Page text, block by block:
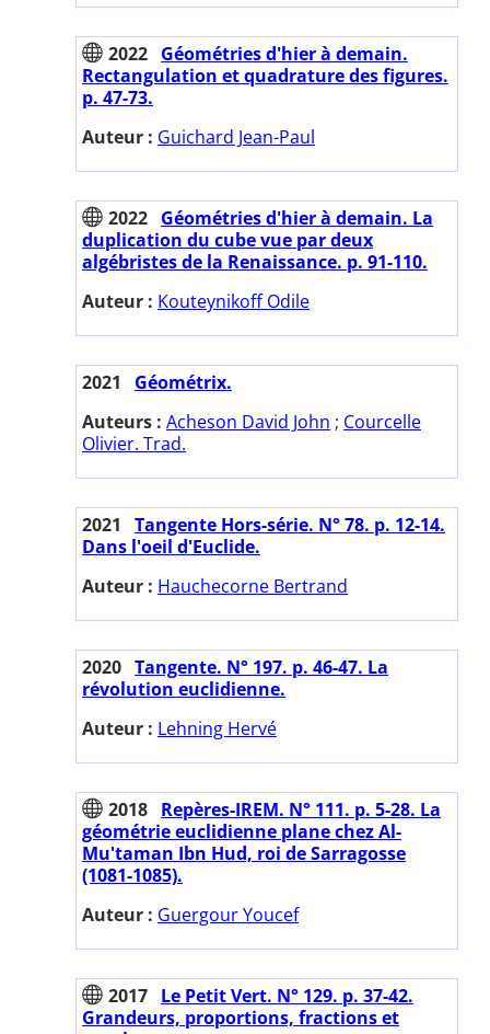
2022 Géométries d'hier à demain.
Rectangulation et quadrature des figures.
p. 47-73.
Auteur : Guichard Jean-Paul
2022 Géométries d'hier à demain. La
duplication du cube vue par deux
algébristes de la Renaissance. p. 91-110.
Auteur : Kouteynikoff Odile
2021
Géométrix.
Auteurs : Acheson David John ; Courcelle
Olivier. Trad.
2021
Tangente Hors-série. N° 78. p. 12-14.
Dans l'oeil d'Euclide.
Auteur : Hauchecorne Bertrand
2020 Tangente. N° 197. p. 46-47. La
révolution euclidienne.
Auteur : Lehning Hervé
2018 Repères-IREM. N° 111. p. 5-28. La
géométrie euclidienne plane chez Al-
Mu'taman Ibn Hud, roi de Sarragosse
(1081-1085).
Auteur : Guergour Youcef
2017 Le Petit Vert. N° 129. p. 37-42.
Grandeurs, proportions, fractions et